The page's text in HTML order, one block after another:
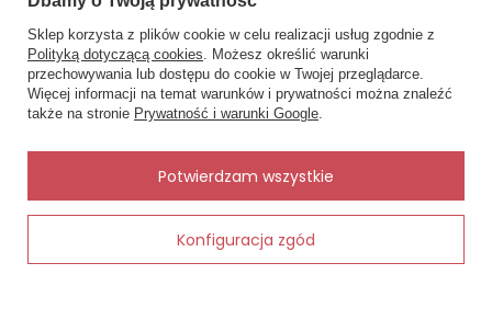
Dodaj do koszyka
Zobacz również
Inne rzeczy od tego samego producenta
Oszczędzasz
8,95 zł
×
✨ Asystent zakupowy
Napisz czego szukasz — pokażę
gotowe propozycje.
Sklep korzysta z plików cookie w celu realizacji usług zgodnie z
Polityką dotyczącą cookies. Możesz określić warunki
przechowywania lub dostępu do cookie w Twojej przeglądarce.
Więcej informacji na temat warunków i prywatności można znaleźć
także na stronie Prywatność i warunki Google.
Konfiguracja zgód
Potwierdzam wszystkie